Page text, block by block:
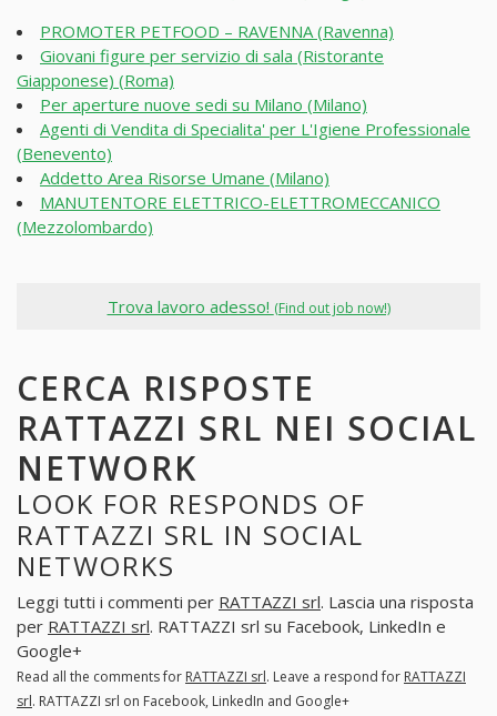
PROMOTER PETFOOD – RAVENNA (Ravenna)
Giovani figure per servizio di sala (Ristorante
Giapponese) (Roma)
Per aperture nuove sedi su Milano (Milano)
Agenti di Vendita di Specialita' per L'Igiene Professionale
(Benevento)
Addetto Area Risorse Umane (Milano)
MANUTENTORE ELETTRICO-ELETTROMECCANICO
(Mezzolombardo)
Trova lavoro adesso! (Find out job now!)
CERCA RISPOSTE
RATTAZZI SRL NEI SOCIAL
NETWORK
LOOK FOR RESPONDS OF
RATTAZZI SRL IN SOCIAL
NETWORKS
Leggi tutti i commenti per RATTAZZI srl. Lascia una risposta
per RATTAZZI srl. RATTAZZI srl su Facebook, LinkedIn e
Google+
Read all the comments for RATTAZZI srl. Leave a respond for RATTAZZI
srl. RATTAZZI srl on Facebook, LinkedIn and Google+